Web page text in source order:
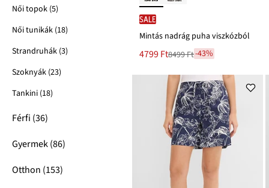
Női topok (5)
Női tunikák (18)
Strandruhák (3)
Szoknyák (23)
Tankini (18)
Férfi (36)
Gyermek (86)
Otthon (153)
SALE
Mintás nadrág puha viszkózból
Új
4799 Ft
Leárazva8499 Ft-43%